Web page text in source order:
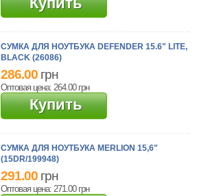
СУМКА ДЛЯ НОУТБУКА DEFENDER 15.6" LITE,
BLACK (26086)
286.00 грн
Оптовая цена: 264.00 грн
Купить
СУМКА ДЛЯ НОУТБУКА MERLION 15,6"
(15DR/199948)
291.00 грн
Оптовая цена: 271.00 грн